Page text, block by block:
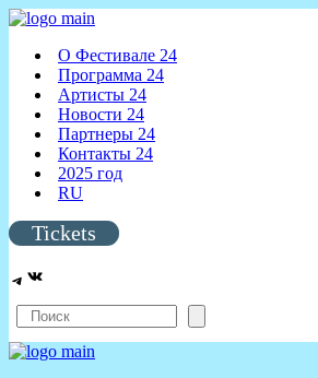
О Фестивале 24
Программа 24
Артисты 24
Новости 24
Партнеры 24
Контакты 24
2025 год
RU
Tickets
Telegram
VK
Search